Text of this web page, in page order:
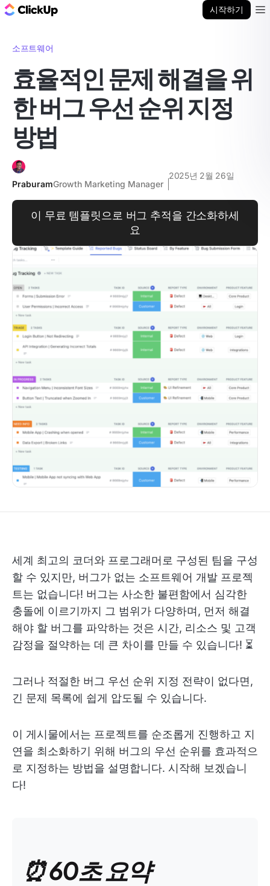
시작하기
소프트웨어
효율적인 문제 해결을 위
한 버그 우선 순위 지정
방법
PraburamGrowth Marketing Manager
2025년 2월 26일
이 무료 템플릿으로 버그 추적을 간소화하세
요
세계 최고의 코더와 프로그래머로 구성된 팀을 구성
할 수 있지만, 버그가 없는 소프트웨어 개발 프로젝
트는 없습니다! 버그는 사소한 불편함에서 심각한
충돌에 이르기까지 그 범위가 다양하며, 먼저 해결
해야 할 버그를 파악하는 것은 시간, 리소스 및 고객
감정을 절약하는 데 큰 차이를 만들 수 있습니다! ⏳
그러나 적절한 버그 우선 순위 지정 전략이 없다면,
긴 문제 목록에 쉽게 압도될 수 있습니다.
이 게시물에서는 프로젝트를 순조롭게 진행하고 지
연을 최소화하기 위해 버그의 우선 순위를 효과적으
로 지정하는 방법을 설명합니다. 시작해 보겠습니
다!
⏰ 60초 요약